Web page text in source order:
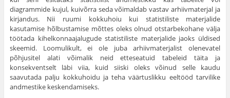
diagrammide kujul, kuivõrra seda võimaldab vastav arhiivmaterjal ja
kirjandus. Nii ruumi kokkuhoiu kui statistiliste materjalide
kasutamise hõlbustamise mõttes oleks olnud otstarbekohane välja
töötada kihelkonnaajalugude statistiliste materjalide jaoks üldised
skeemid. Loomulikult, ei ole juba arhiivmaterjalist olenevatel
põhjusitel alati võimalik neid etteseatuid tabeleid täita ja
konsekventselt läbi viia, kuid siiski oleks võinud selle kaudu
saavutada palju kokkuhoidu ja teha väärtuslikku eeltööd tarvilike
andmestike keskendamiseks.